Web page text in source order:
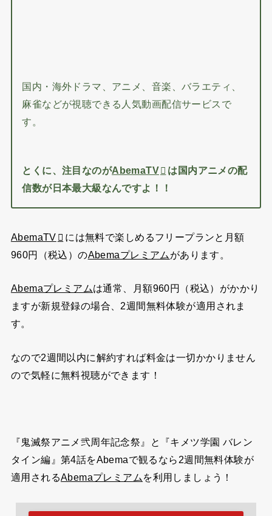
国内・海外ドラマ、アニメ、音楽、バラエティ、
麻雀などが視聴できる人気動画配信サービスで
す。
とくに、注目なのがAbemaTV は 国内アニメの配
信数が日本最大級なんですよ！！
AbemaTV には無料で楽しめるフリープランと 月額
960円（税込）のAbemaプレミアム があります。
Abemaプレミアムは通常、月額960円（税込） がかかり
ますが新規登録の場合、2週間無料体験が適用されま
す。
なので2週間以内に解約すれば料金は一切かかりません
ので気軽に無料視聴ができます！
『鬼滅祭アニメ弐周年記念祭』と『キメツ学園 バレン
タイン編』第4話をAbemaで観るなら2週間無料体験が
適用されるAbemaプレミアム を利用しましょう！